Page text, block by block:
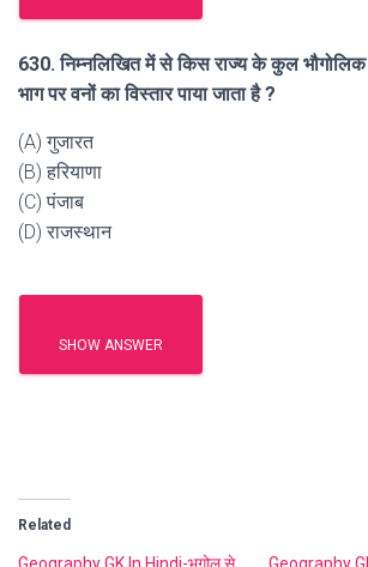
630. निम्नलिखित में से किस राज्य के कुल
भाग पर वनों का विस्तार पाया जाता है ?
(A) गुजारत
(B) हरियाणा
(C) पंजाब
(D) राजस्थान
SHOW ANSWER
Related